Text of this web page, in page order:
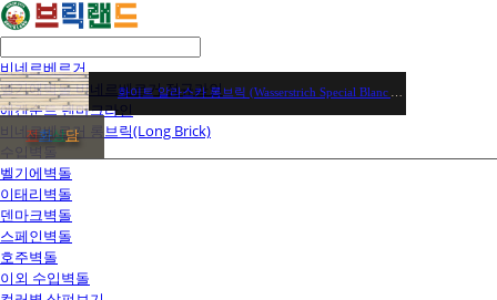
비네르베르거
벨기에벽돌 비네르베르거 정규라인
에겐순드 덴마크라인
비네르베르거 롱브릭(Long Brick)
수입벽돌
벨기에벽돌
이태리벽돌
덴마크벽돌
스페인벽돌
호주벽돌
이외 수입벽돌
전화상담